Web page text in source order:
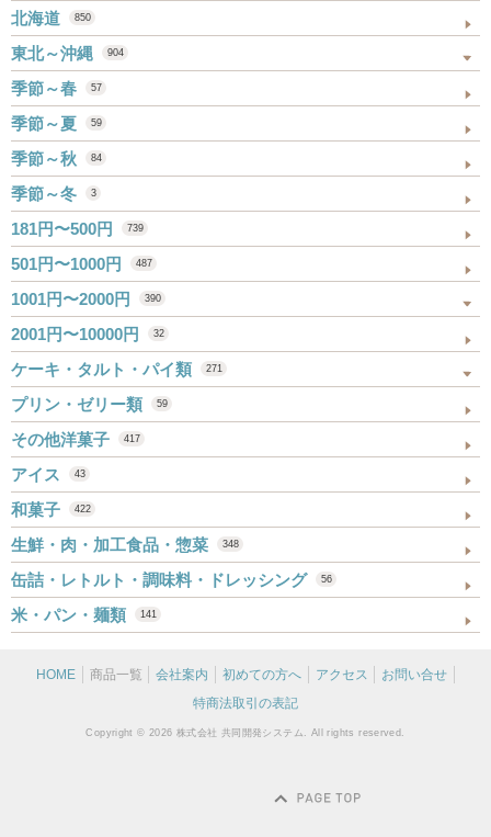
北海道 850
東北～沖縄 904
季節～春 57
季節～夏 59
季節～秋 84
季節～冬 3
181円〜500円 739
501円〜1000円 487
1001円〜2000円 390
2001円〜10000円 32
ケーキ・タルト・パイ類 271
プリン・ゼリー類 59
その他洋菓子 417
アイス 43
和菓子 422
生鮮・肉・加工食品・惣菜 348
缶詰・レトルト・調味料・ドレッシング 56
米・パン・麺類 141
HOME 商品一覧 会社案内 初めての方へ アクセス
お問い合せ
特商法取引の表記
Copyright © 2026 株式会社 共同開発システム. All rights reserved.